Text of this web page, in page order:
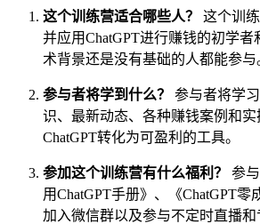
这个训练营适合哪些人？
这个训
并应用ChatGPT进行赚钱的初学
术背景还是没有基础的人都能参与
参与者将学到什么？
参与者将学
识、最新动态、各种赚钱案例和
ChatGPT转化为可盈利的工具。
参加这个训练营有什么福利？
参
用ChatGPT手册》、《ChatGPT零
加入微信群以及参与不定时直播